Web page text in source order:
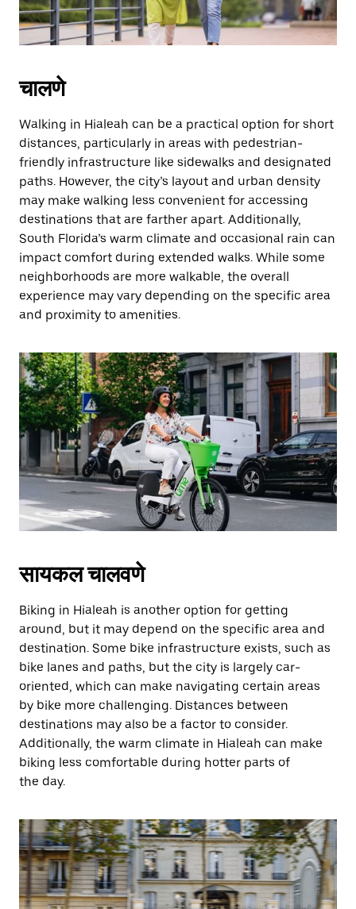
close
the
calendar.
चालणे
Walking in Hialeah can be a practical option for short
distances, particularly in areas with pedestrian-
friendly infrastructure like sidewalks and designated
paths. However, the city’s layout and urban density
may make walking less convenient for accessing
destinations that are farther apart. Additionally,
South Florida’s warm climate and occasional rain can
impact comfort during extended walks. While some
neighborhoods are more walkable, the overall
experience may vary depending on the specific area
and proximity to amenities.
सायकल चालवणे
Biking in Hialeah is another option for getting
around, but it may depend on the specific area and
destination. Some bike infrastructure exists, such as
bike lanes and paths, but the city is largely car-
oriented, which can make navigating certain areas
by bike more challenging. Distances between
destinations may also be a factor to consider.
Additionally, the warm climate in Hialeah can make
biking less comfortable during hotter parts of
the day.